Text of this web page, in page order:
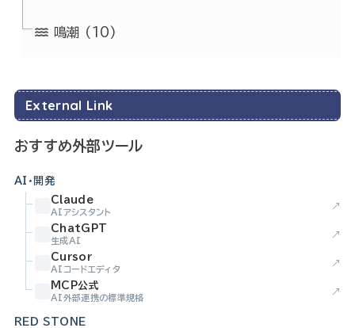
鳴潮 (10)
External Link
おすすめ外部ツール
AI・開発
Claude
AIアシスタント
↗
ChatGPT
生成AI
↗
Cursor
AIコードエディタ
↗
MCP公式
AI外部連携の標準規格
↗
RED STONE